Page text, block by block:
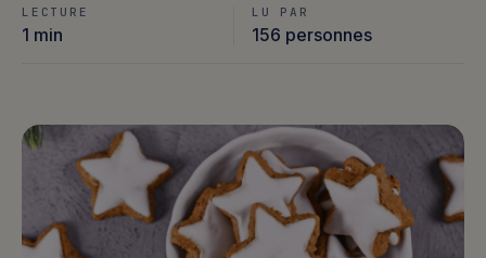
LECTURE
1 min
LU PAR
156 personnes